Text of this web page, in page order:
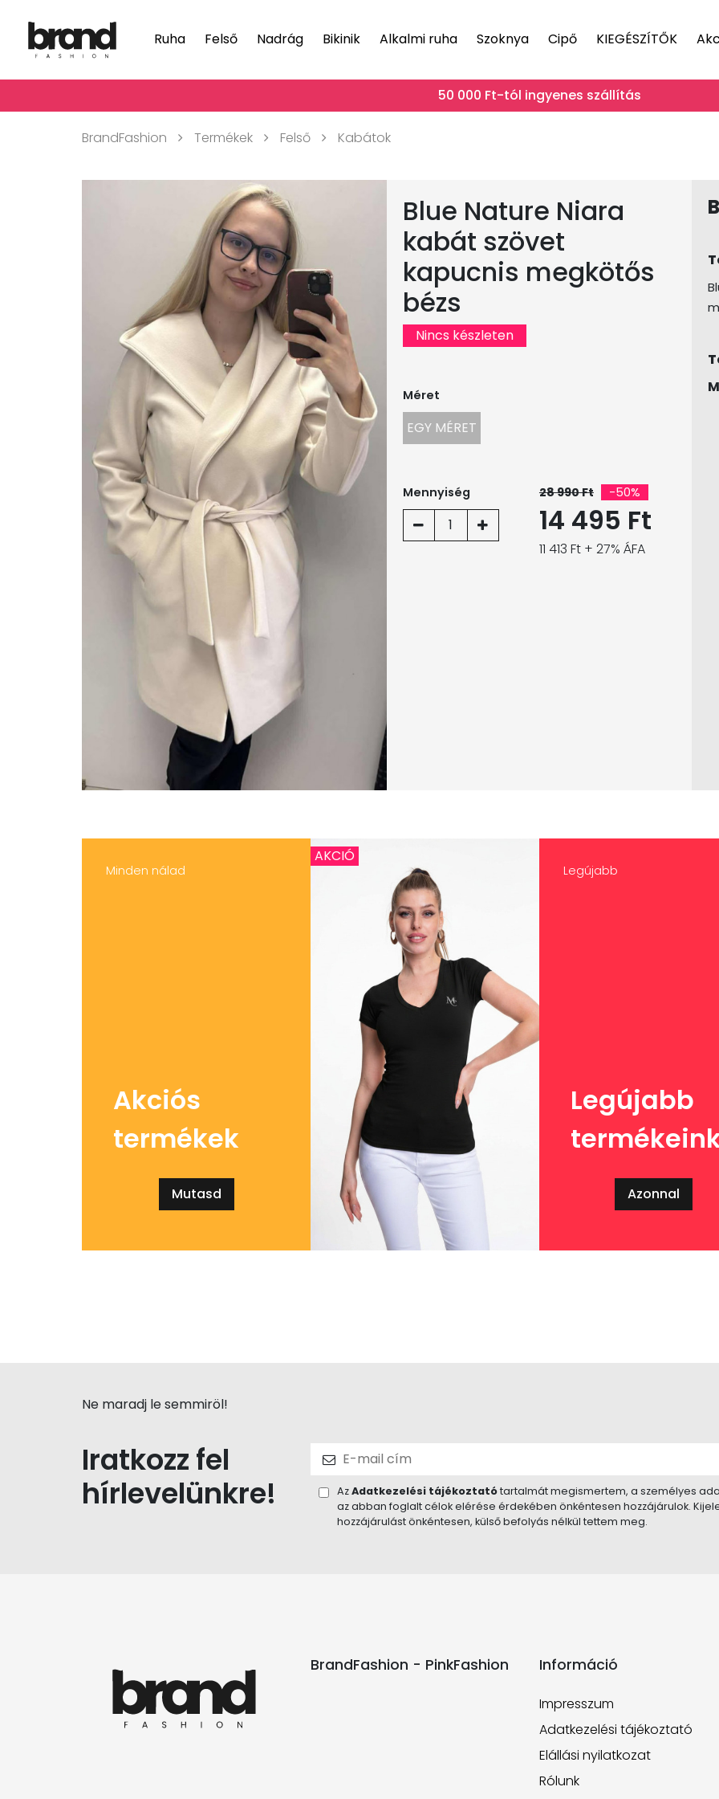
Ruha Felső Nadrág Bikinik Alkalmi ruha Szoknya Cipő KIEGÉSZÍTŐK
50 000 Ft-tól ingyenes szállítás
BrandFashion Termékek Felső Kabátok
Blue Nature Niara
kabát szövet
kapucnis megkötős
bézs
Nincs készleten
Méret
EGY MÉRET
Mennyiség
1
28 990 Ft -50%
14 495 Ft
11 413 Ft + 27% ÁFA
Minden nálad
Akciós
termékek
Mutasd
AKCIÓ
Legújabb
Legújabb
Azonnal
Ne maradj le semmiröl!
Iratkozz fel
hírlevelünkre!
AzAdatkezelési tájékoztatótartalmát megismertem, a személyes
az abban foglalt célok elérése érdekében önkéntesen hozzájárulok.
hozzájárulást önkéntesen, külső befolyás nélkül tettem meg.
BrandFashion - PinkFashion Információ
Impresszum
Adatkezelési tájékoztató
Elállási nyilatkozat
Rólunk